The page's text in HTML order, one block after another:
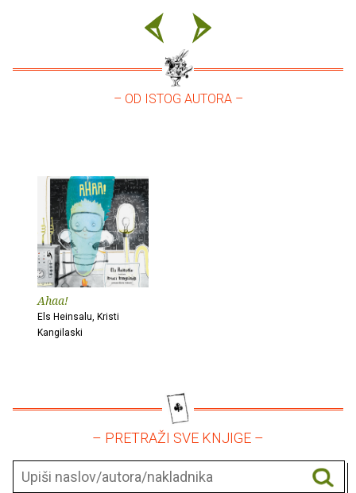
– OD ISTOG AUTORA –
Ahaa!
Els Heinsalu, Kristi
Kangilaski
– PRETRAŽI SVE KNJIGE –